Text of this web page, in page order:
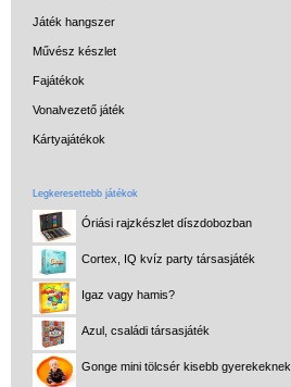
Játék hangszer
Művész készlet
Fajátékok
Vonalvezető játék
Kártyajátékok
Legkeresettebb játékok
Óriási rajzkészlet díszdobozban
Cortex, IQ kvíz party társasjáték
Igaz vagy hamis?
Azul, családi társasjáték
Gonge mini tölcsér kisebb gyerekeknek